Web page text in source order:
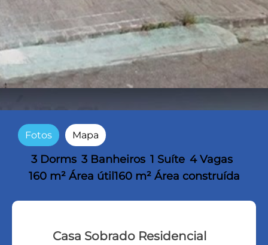
Fotos Mapa
3 Dorms 3 Banheiros 1 Suíte 4 Vagas
160 m² Área útil 160 m² Área construída
Casa Sobrado Residencial